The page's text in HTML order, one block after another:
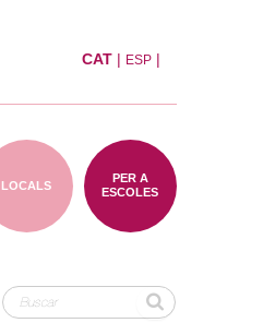
CAT| ESP|
PER A
ESCOLES
LOCALS